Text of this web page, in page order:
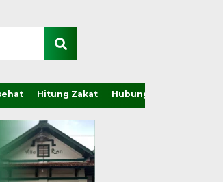
Hitung Zakat Hubungi Kami